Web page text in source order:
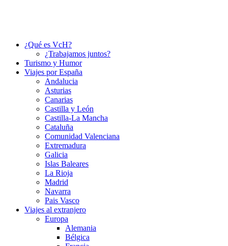
¿Qué es VcH?
¿Trabajamos juntos?
Turismo y Humor
Viajes por España
Andalucia
Asturias
Canarias
Castilla y León
Castilla-La Mancha
Cataluña
Comunidad Valenciana
Extremadura
Galicia
Islas Baleares
La Rioja
Madrid
Navarra
Pais Vasco
Viajes al extranjero
Europa
Alemania
Bélgica